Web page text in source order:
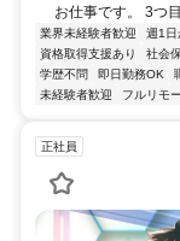
お仕事です。 3つ
業界未経験者歓迎 週1日
資格取得支援あり
社会
学歴不問
即日勤務OK
未経験者歓迎
フルリモ
正社員